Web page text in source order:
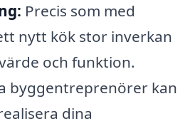
Precis som med
nytt kök stor inverkan
och funktion.
byggentreprenörer kan
dina